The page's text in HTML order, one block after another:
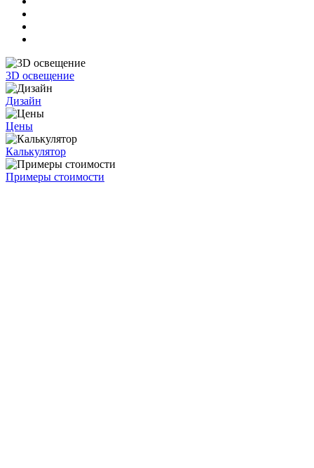
3D освещение
Дизайн
Цены
Калькулятор
Примеры стоимости